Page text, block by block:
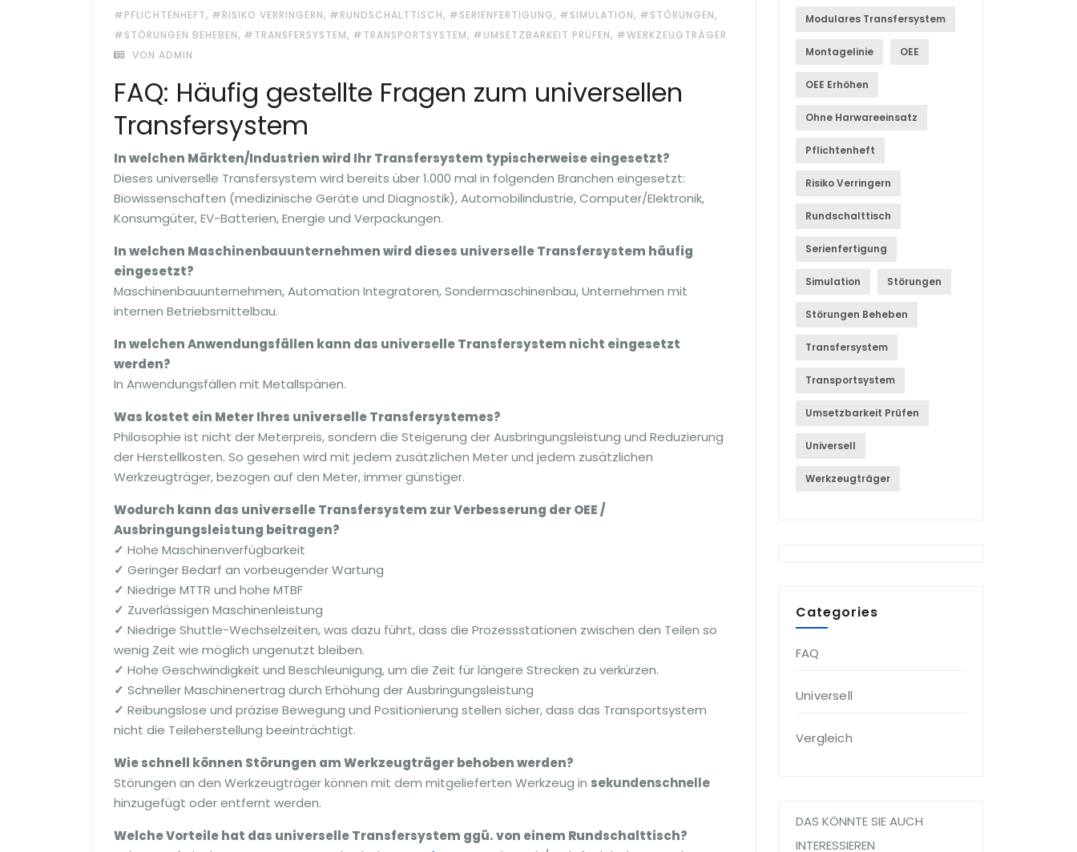
#PFLICHTENHEFT, #RISIKO VERRINGERN, #RUNDSCHALTTISCH, #SERIENFERTIGUNG, #SIMULATION, #STÖRUNGEN,
#STÖRUNGEN BEHEBEN, #TRANSFERSYSTEM, #TRANSPORTSYSTEM, #UMSETZBARKEIT PRÜFEN, #WERKZEUGTRÄGER
VON ADMIN
FAQ: Häufig gestellte Fragen zum universellen
Transfersystem
In welchen Märkten/Industrien wird Ihr Transfersystem typischerweise eingesetzt?
Dieses universelle Transfersystem wird bereits über 1.000 mal in folgenden Branchen eingesetzt:
Biowissenschaften (medizinische Geräte und Diagnostik), Automobilindustrie, Computer/Elektronik,
Konsumgüter, EV-Batterien, Energie und Verpackungen.
In welchen Maschinenbauunternehmen wird dieses universelle Transfersystem häufig
eingesetzt?
Maschinenbauunternehmen, Automation Integratoren, Sondermaschinenbau, Unternehmen mit
internen Betriebsmittelbau.
In welchen Anwendungsfällen kann das universelle Transfersystem nicht eingesetzt
werden?
In Anwendungsfällen mit Metallspänen.
Was kostet ein Meter Ihres universelle Transfersystemes?
Philosophie ist nicht der Meterpreis, sondern die Steigerung der Ausbringungsleistung und Reduzierung
der Herstellkosten. So gesehen wird mit jedem zusätzlichen Meter und jedem zusätzlichen
Werkzeugträger, bezogen auf den Meter, immer günstiger.
Wodurch kann das universelle Transfersystem zur Verbesserung der OEE /
Ausbringungsleistung beitragen?
✓ Hohe Maschinenverfügbarkeit
✓ Geringer Bedarf an vorbeugender Wartung
✓ Niedrige MTTR und hohe MTBF
✓ Zuverlässigen Maschinenleistung
✓ Niedrige Shuttle-Wechselzeiten, was dazu führt, dass die Prozessstationen zwischen den Teilen so
wenig Zeit wie möglich ungenutzt bleiben.
✓ Hohe Geschwindigkeit und Beschleunigung, um die Zeit für längere Strecken zu verkürzen.
✓ Schneller Maschinenertrag durch Erhöhung der Ausbringungsleistung
✓ Reibungslose und präzise Bewegung und Positionierung stellen sicher, dass das Transportsystem
nicht die Teileherstellung beeinträchtigt.
Wie schnell können Störungen am Werkzeugträger behoben werden?
Störungen an den Werkzeugträger können mit dem mitgelieferten Werkzeug in sekundenschnelle
hinzugefügt oder entfernt werden.
Welche Vorteile hat das universelle Transfersystem ggü. von einem Rundschalttisch?
Modulares Transfersystem
Montagelinie OEE
OEE Erhöhen
Ohne Harwareeinsatz
Pflichtenheft
Risiko Verringern
Rundschalttisch
Serienfertigung
Simulation Störungen
Störungen Beheben
Transfersystem
Transportsystem
Umsetzbarkeit Prüfen
Universell
Werkzeugträger
Categories
FAQ
Universell
Vergleich
DAS KÖNNTE SIE AUCH
INTERESSIEREN